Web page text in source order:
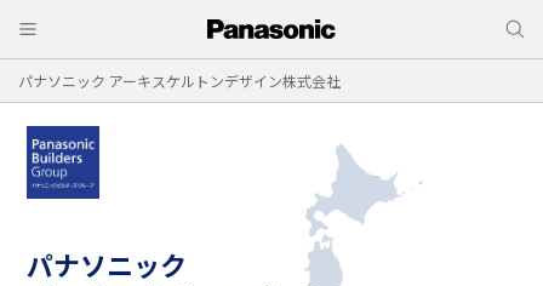
パナソニック アーキスケルトンデザイン株式会社
パナソニック